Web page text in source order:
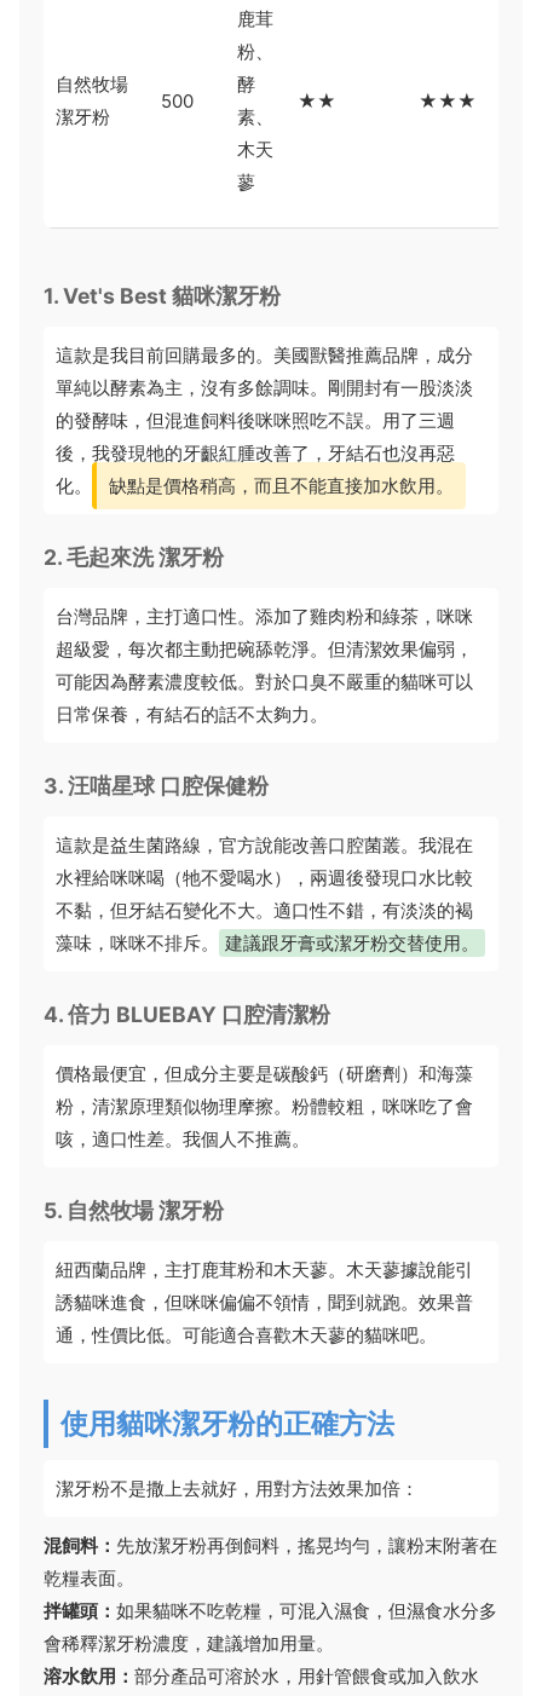
自然牧場
潔牙粉
500
鹿茸
粉、
酵
素、
木天
蓼
★★ ★★★
1. Vet's Best 貓咪潔牙粉
這款是我目前回購最多的。美國獸醫推薦品牌，成分
單純以酵素為主，沒有多餘調味。剛開封有一股淡淡
的發酵味，但混進飼料後咪咪照吃不誤。用了三週
後，我發現牠的牙齦紅腫改善了，牙結石也沒再惡
化。
缺點是價格稍高，而且不能直接加水飲用。
2. 毛起來洗 潔牙粉
台灣品牌，主打適口性。添加了雞肉粉和綠茶，咪咪
超級愛，每次都主動把碗舔乾淨。但清潔效果偏弱，
可能因為酵素濃度較低。對於口臭不嚴重的貓咪可以
日常保養，有結石的話不太夠力。
3. 汪喵星球 口腔保健粉
這款是益生菌路線，官方說能改善口腔菌叢。我混在
水裡給咪咪喝（牠不愛喝水），兩週後發現口水比較
不黏，但牙結石變化不大。適口性不錯，有淡淡的褐
藻味，咪咪不排斥。
建議跟牙膏或潔牙粉交替使用。
4. 倍力 BLUEBAY 口腔清潔粉
價格最便宜，但成分主要是碳酸鈣（研磨劑）和海藻
粉，清潔原理類似物理摩擦。粉體較粗，咪咪吃了會
咳，適口性差。我個人不推薦。
5. 自然牧場 潔牙粉
紐西蘭品牌，主打鹿茸粉和木天蓼。木天蓼據說能引
誘貓咪進食，但咪咪偏偏不領情，聞到就跑。效果普
通，性價比低。可能適合喜歡木天蓼的貓咪吧。
使用貓咪潔牙粉的正確方法
潔牙粉不是撒上去就好，用對方法效果加倍：
混飼料： 先放潔牙粉再倒飼料，搖晃均勻，讓粉末附著在
乾糧表面。
拌罐頭： 如果貓咪不吃乾糧，可混入濕食，但濕食水分多
會稀釋潔牙粉濃度，建議增加用量。
溶水飲用： 部分產品可溶於水，用針管餵食或加入飲水